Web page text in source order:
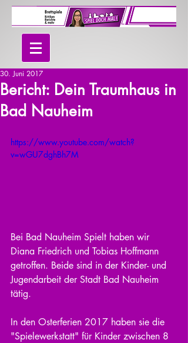
Bericht: Dein Traumhaus in
Bad Nauheim
30. Juni 2017
https://www.youtube.com/watch?
v=wGU7dghBh7M
Bei Bad Nauheim Spielt haben wir
Diana Friedrich und Tobias Hoffmann
getroffen. Beide sind in der Kinder- und
Jugendarbeit der Stadt Bad Nauheim
tätig.
In den Osterferien 2017 haben sie die
"Spielewerkstatt" für Kinder zwischen 8